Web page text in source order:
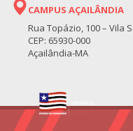
CAMPUS AÇAILÂNDIA
Rua Topázio, 100 – Vila
CEP: 65930-000
Açailândia-MA